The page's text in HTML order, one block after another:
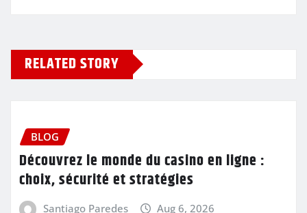
RELATED STORY
BLOG
Découvrez le monde du casino en ligne :
choix, sécurité et stratégies
Santiago Paredes Aug 6, 2026